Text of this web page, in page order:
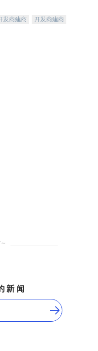
发商建商
开发商建商
新闻